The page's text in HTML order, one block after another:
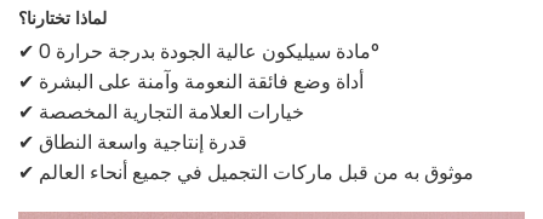
لماذا تختارنا؟
✔ مادة سيليكون عالية الجودة بدرجة حرارة 0°
✔ أداة وضع فائقة النعومة وآمنة على البشرة
✔ خيارات العلامة التجارية المخصصة
✔ قدرة إنتاجية واسعة النطاق
✔ موثوق به من قبل ماركات التجميل في جميع أنحاء العالم